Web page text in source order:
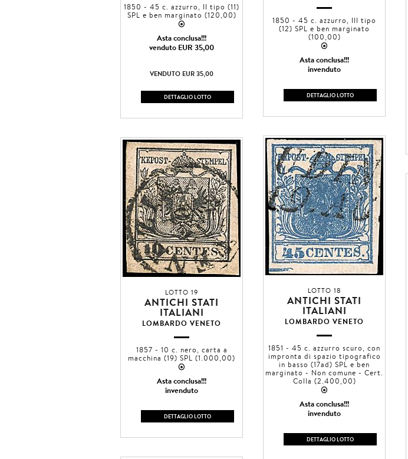
1850 - 45 c. azzurro, II tipo (11)
SPL e ben marginato (120,00)
2
Asta conclusa!!!
venduto EUR 35,00
VENDUTO EUR 35,00
DETTAGLIO LOTTO
1850 - 45 c. azzurro, III tipo
(12) SPL e ben marginato
(100,00)
2
Asta conclusa!!!
invenduto
DETTAGLIO LOTTO
LOTTO 18
ANTICHI STATI
ITALIANI
LOMBARDO VENETO
1851 - 45 c. azzurro scuro, con
impronta di spazio tipografico
in basso (17ad) SPL e ben
marginato - Non comune - Cert.
Colla (2.400,00)
2
Asta conclusa!!!
invenduto
DETTAGLIO LOTTO
LOTTO 19
ANTICHI STATI
ITALIANI
LOMBARDO VENETO
1857 - 10 c. nero, carta a
macchina (19) SPL (1.000,00)
2
Asta conclusa!!!
invenduto
DETTAGLIO LOTTO